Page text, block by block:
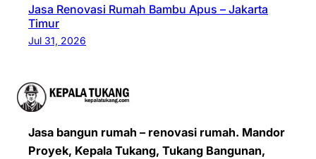
Jasa Renovasi Rumah Bambu Apus – Jakarta
Timur
Jul 31, 2026
Jasa bangun rumah – renovasi rumah. Mandor
Proyek, Kepala Tukang, Tukang Bangunan,